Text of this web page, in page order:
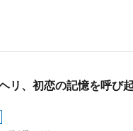
リ、初恋の記憶を呼び